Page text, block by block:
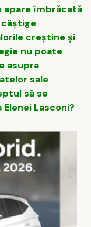
apare îmbrăcată
creștine și
nu poate
asupra
sale
să se
Lasconi?